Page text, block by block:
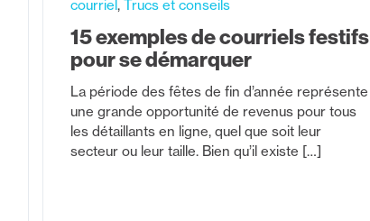
15 exemples de courriels festifs
pour se démarquer
courriel Trucs et conseils
La période des fêtes de fin d’année représente
une grande opportunité de revenus pour tous
les détaillants en ligne, quel que soit leur
secteur ou leur taille. Bien qu’il existe […]